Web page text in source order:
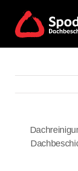
content